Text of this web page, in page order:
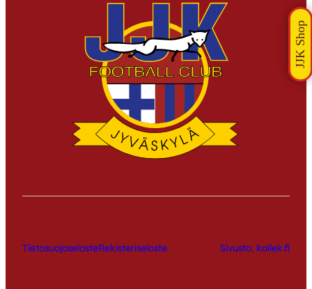
TietosuojaselosteRekisteriseloste Sivusto: kallek.fi